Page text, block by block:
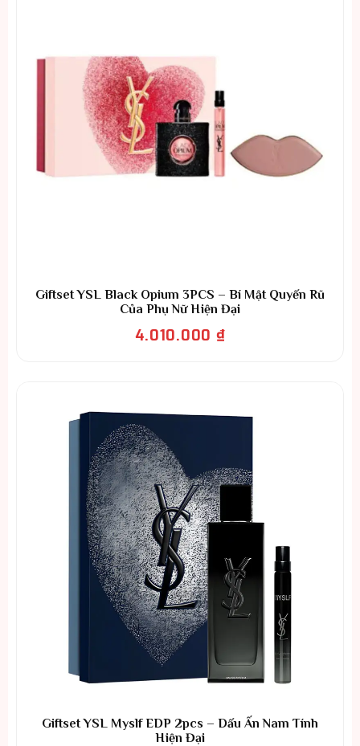
Giftset YSL Black Opium 3PCS – Bí Mật Quyến Rũ
Của Phụ Nữ Hiện Đại
4.010.000 ₫
Giftset YSL Myslf EDP 2pcs – Dấu Ấn Nam Tính
Hiện Đại